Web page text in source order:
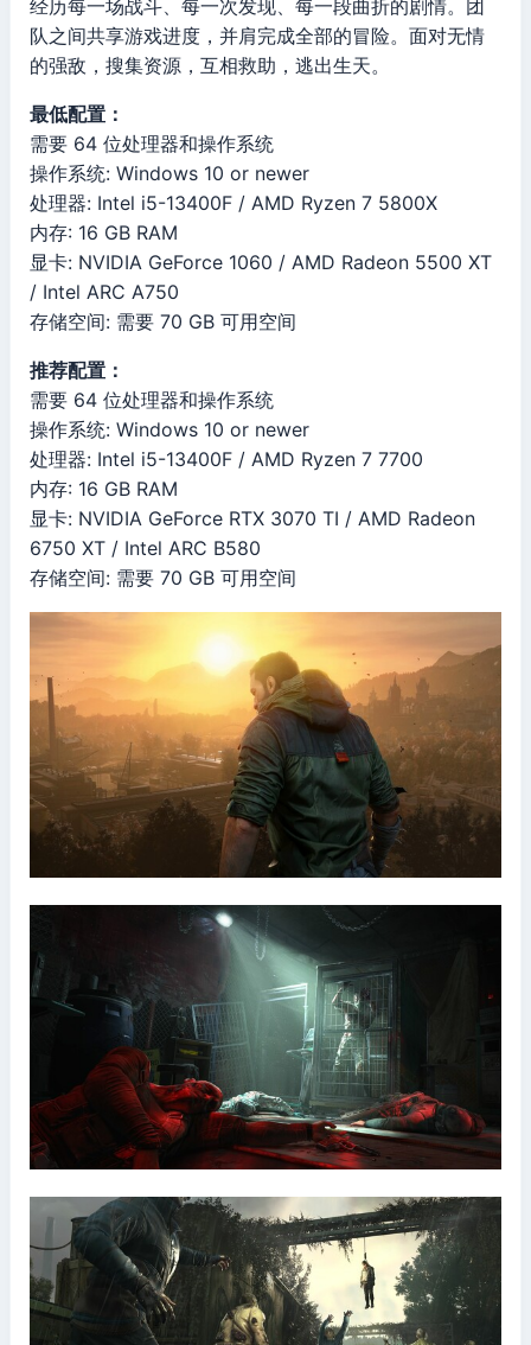
经历每一场战斗、每一次发现、每一段曲折的剧情。团
队之间共享游戏进度，并肩完成全部的冒险。面对无情
的强敌，搜集资源，互相救助，逃出生天。
最低配置：
需要 64 位处理器和操作系统
操作系统: Windows 10 or newer
处理器: Intel i5-13400F / AMD Ryzen 7 5800X
内存: 16 GB RAM
显卡: NVIDIA GeForce 1060 / AMD Radeon 5500 XT
/ Intel ARC A750
存储空间: 需要 70 GB 可用空间
推荐配置：
需要 64 位处理器和操作系统
操作系统: Windows 10 or newer
处理器: Intel i5-13400F / AMD Ryzen 7 7700
内存: 16 GB RAM
显卡: NVIDIA GeForce RTX 3070 TI / AMD Radeon
6750 XT / Intel ARC B580
存储空间: 需要 70 GB 可用空间